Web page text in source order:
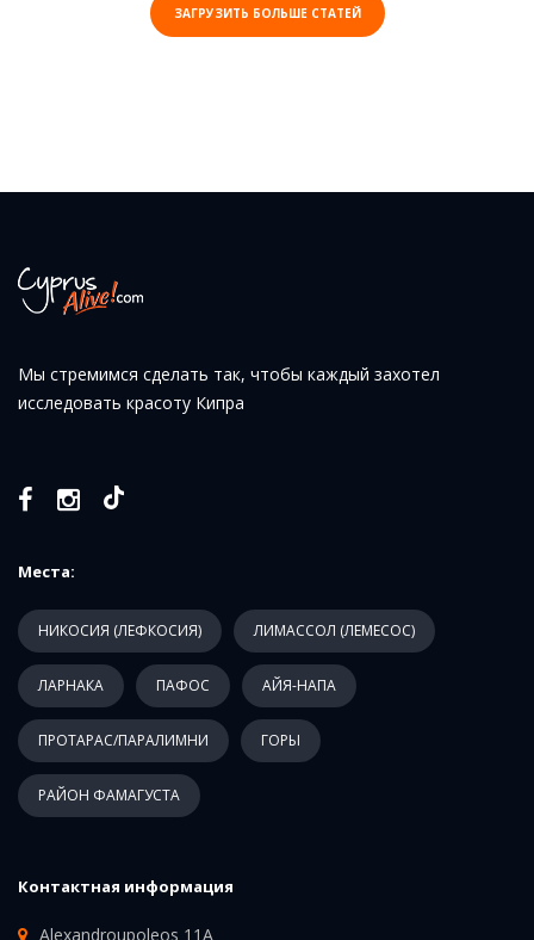
ЗАГРУЗИТЬ БОЛЬШЕ СТАТЕЙ
Мы стремимся сделать так, чтобы каждый захотел
исследовать красоту Кипра
Места:
НИКОСИЯ (ЛЕФКОСИЯ) ЛИМАССОЛ (ЛЕМЕСОС)
ЛАРНАКА ПАФОС АЙЯ-НАПА
ПРОТАРАС/ПАРАЛИМНИ ГОРЫ
РАЙОН ФАМАГУСТА
Контактная информация
Alexandroupoleos 11A